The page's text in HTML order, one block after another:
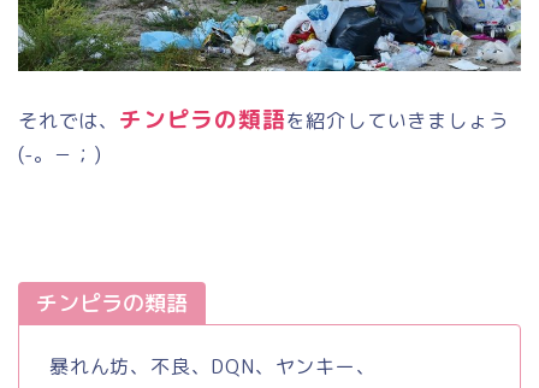
それでは、 チンピラの類語を紹介していきましょう
(-。－； )
チンピラの類語
暴れん坊、不良、 DQN、ヤンキー、